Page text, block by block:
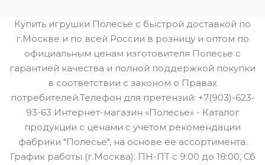
Купить игрушки Полесье с быстрой доставкой по
г.Москве и по всей России в розницу и оптом по
официальным ценам изготовителя Полесье с
гарантией качества и полной поддержкой покупки
в соответствии с законом о Правах
потребителей.Телефон для претензий: +7(903)-623-
93-63 Интернет-магазин «Полесье» - Каталог
продукции с ценами с учетом рекомендации
фабрики "Полесье", на основе ее ассортимента.
График работы (г.Москва): ПН-ПТ с 9:00 до 18:00, Сб